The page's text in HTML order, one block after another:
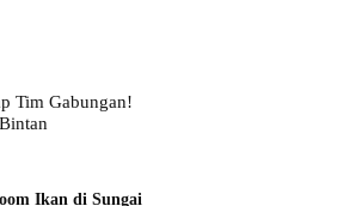
Tim Gabungan!
Ikan di Sungai